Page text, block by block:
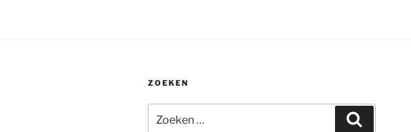
ZOEKEN
naar: